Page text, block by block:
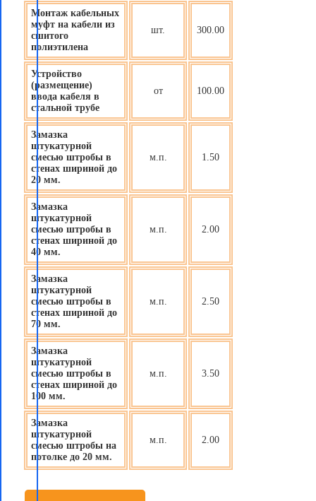
Монтаж кабельных
муфт на кабели из
сшитого
полиэтилена
шт. 300.00
Устройство
(размещение)
ввода кабеля в
стальной трубе
от 100.00
Замазка
штукатурной
смесью штробы в
стенах шириной до
20 мм.
м.п. 1.50
Замазка
штукатурной
смесью штробы в
стенах шириной до
40 мм.
м.п. 2.00
Замазка
штукатурной
смесью штробы в
стенах шириной до
70 мм.
м.п. 2.50
Замазка
штукатурной
смесью штробы в
стенах шириной до
100 мм.
м.п. 3.50
Замазка
штукатурной
смесью штробы на
потолке до 20 мм.
м.п. 2.00